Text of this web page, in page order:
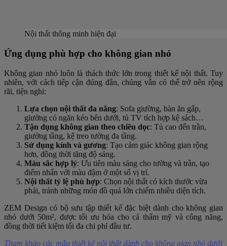
Nội thất thông minh hiện đại
Ứng dụng phù hợp cho không gian nhỏ
Không gian nhỏ luôn là thách thức lớn trong thiết kế nội thất. Tuy
nhiên, với cách tiếp cận đúng đắn, chúng vẫn có thể trở nên rộng
rãi, tiện nghi:
Lựa chọn nội thất đa năng: Sofa giường, bàn ăn gấp,
giường có ngăn kéo bên dưới, tủ TV tích hợp kệ sách…
Tận dụng không gian theo chiều dọc: Tủ cao đến trần,
giường tầng, kệ treo tường đa tầng.
Sử dụng kính và gương: Tạo cảm giác không gian rộng
hơn, đồng thời tăng độ sáng.
Màu sắc hợp lý: Ưu tiên màu sáng cho tường và trần, tạo
điểm nhấn với màu đậm ở một số vị trí.
Nội thất tỷ lệ phù hợp: Chọn nội thất có kích thước vừa
phải, tránh những món đồ quá lớn chiếm nhiều diện tích.
ZEM Design có bộ sưu tập thiết kế đặc biệt dành cho không gian
nhỏ dưới 50m², được tối ưu hóa cho cả thẩm mỹ và công năng,
đồng thời tiết kiệm tối đa chi phí đầu tư.
Tham khảo các mẫu thiết kế nội thất dành cho không gian nhỏ dưới